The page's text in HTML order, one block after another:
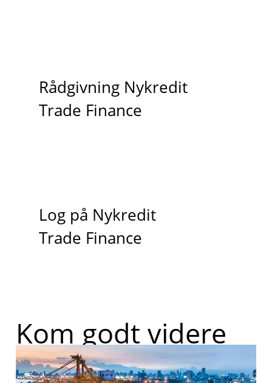
Rådgivning Nykredit
Trade Finance
Log på Nykredit
Trade Finance
Kom godt videre